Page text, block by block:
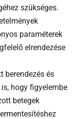
szükséges.
paraméterek
elrendezése
berendezés és
hogy figyelembe
betegek